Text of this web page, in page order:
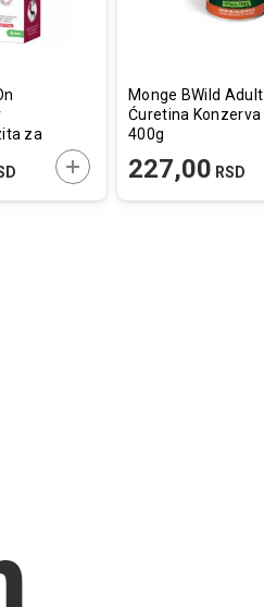
za
DODAJTE U KORPU
Monge BWild Adult
Ćuretina Konzerva
400g
227,00 RSD